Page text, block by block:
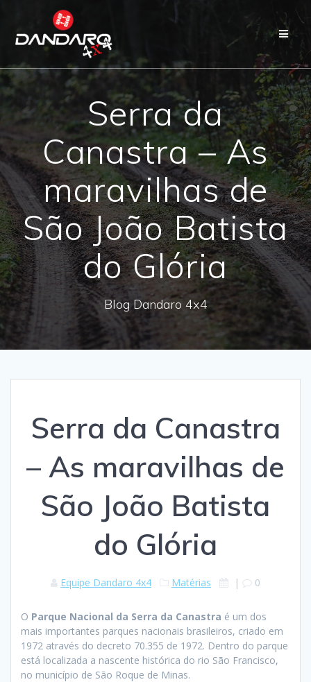
Serra da
Canastra – As
maravilhas de
São João Batista
do Glória
Blog Dandaro 4x4
Serra da Canastra
– As maravilhas de
São João Batista
do Glória
Equipe Dandaro 4x4 Matérias | 0
O Parque Nacional da Serra da Canastra é um dos
mais importantes parques nacionais brasileiros, criado em
1972 através do decreto 70.355 de 1972. Dentro do parque
está localizada a nascente histórica do rio São Francisco,
no município de São Roque de Minas.